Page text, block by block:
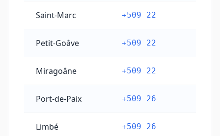
Saint-Marc +509 22
Petit-Goâve +509 22
Miragoâne +509 22
Port-de-Paix +509 26
Limbé +509 26